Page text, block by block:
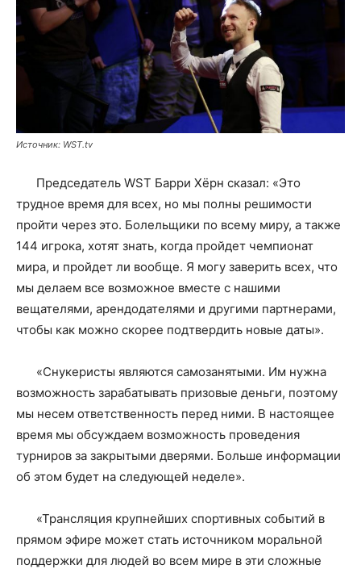
Источник: WST.tv
Председатель WST Барри Хёрн сказал: «Это
трудное время для всех, но мы полны решимости
пройти через это. Болельщики по всему миру, а также
144 игрока, хотят знать, когда пройдет чемпионат
мира, и пройдет ли вообще. Я могу заверить всех, что
мы делаем все возможное вместе с нашими
вещателями, арендодателями и другими партнерами,
чтобы как можно скорее подтвердить новые даты».
«Снукеристы являются самозанятыми. Им нужна
возможность зарабатывать призовые деньги, поэтому
мы несем ответственность перед ними. В настоящее
время мы обсуждаем возможность проведения
турниров за закрытыми дверями. Больше информации
об этом будет на следующей неделе».
«Трансляция крупнейших спортивных событий в
прямом эфире может стать источником моральной
поддержки для людей во всем мире в эти сложные